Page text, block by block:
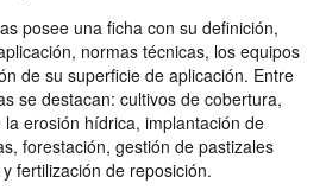
posee una ficha con su definición,
normas técnicas, los equipos
de su superficie de aplicación. Entre
se destacan: cultivos de cobertura,
erosión hídrica, implantación de
forestación, gestión de pastizales
fertilización de reposición.